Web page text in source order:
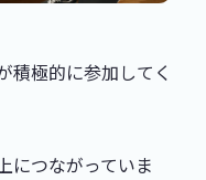
積極的に参加してく
につながっていま